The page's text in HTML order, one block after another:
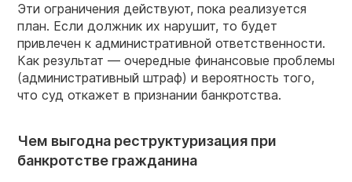
Эти ограничения действуют, пока реализуется
план. Если должник их нарушит, то будет
привлечен к административной ответственности.
Как результат — очередные финансовые проблемы
(административный штраф) и вероятность того,
что суд откажет в признании банкротства.
Чем выгодна реструктуризация при
банкротстве гражданина